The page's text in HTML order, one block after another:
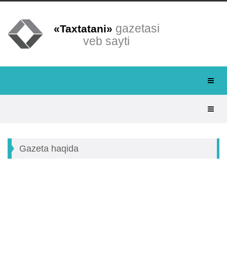
«Taxtatani» gazetasi
veb sayti
Gazeta haqida